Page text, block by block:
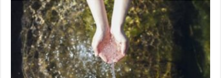
това:
правото
на
достъп
до
вода
и
концесиите
на
ВиК